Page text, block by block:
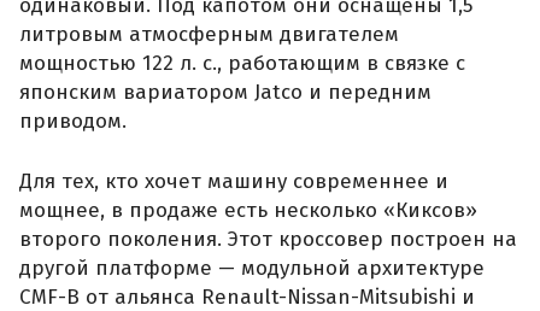
одинаковый. Под капотом они оснащены 1,5
литровым атмосферным двигателем
мощностью 122 л. с., работающим в связке с
японским вариатором Jatco и передним
приводом.
Для тех, кто хочет машину современнее и
мощнее, в продаже есть несколько «Киксов»
второго поколения. Этот кроссовер построен на
другой платформе — модульной архитектуре
CMF-B от альянса Renault-Nissan-Mitsubishi и